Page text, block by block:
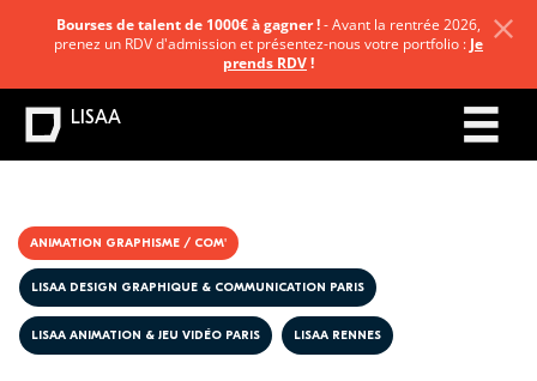
ANIMATION GRAPHISME / COM'
LISAA DESIGN GRAPHIQUE & COMMUNICATION PARIS
LISAA ANIMATION & JEU VIDÉO PARIS LISAA RENNES
Bourses de talent de 1000€ à gagner !- Avant la rentrée 2026,
prenez un RDV d'admission et présentez-nous votre portfolio : Je
prends RDV!
LISAA